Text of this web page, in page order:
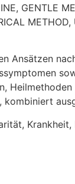
GENTLE
Ansätzen
kombiniert